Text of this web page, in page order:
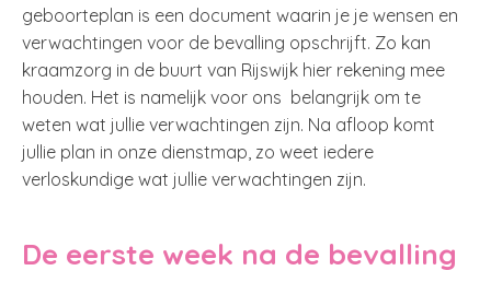
geboorteplan is een document waarin je je wensen en
verwachtingen voor de bevalling opschrijft. Zo kan
kraamzorg in de buurt van Rijswijk hier rekening mee
houden. Het is namelijk voor ons belangrijk om te
weten wat jullie verwachtingen zijn. Na afloop komt
jullie plan in onze dienstmap, zo weet iedere
verloskundige wat jullie verwachtingen zijn.
De eerste week na de bevalling